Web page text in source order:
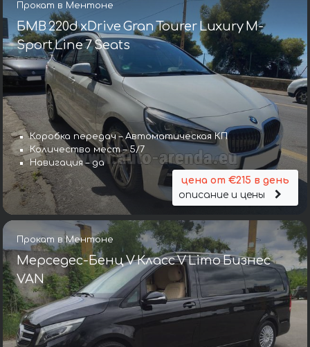
Прокат в Ментоне
БМВ 220d xDrive Gran Tourer Luxury M-
Sport Line 7 Seats
Коробка передач – Автоматическая КП
Количество мест – 5/7
Навигация – да
цена от €215 в день
описание и цены
Прокат в Ментоне
Мерседес-Бенц V Класс V Limo Бизнес
VAN